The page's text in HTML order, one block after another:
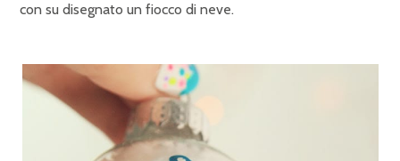
con su disegnato un fiocco di neve.